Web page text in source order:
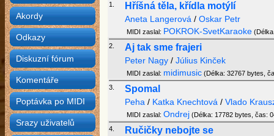
Akordy
Odkazy
Diskuzní fórum
Komentáře
Poptávka po MIDI
Srazy uživatelů
1. Hříšná těla, křídla motýlí
Aneta Langerová / Oskar Petr
MIDI zaslal: POKROK-SvetKaraoke
2.
Aj tak sme frajeri
Peter Nagy / Július Kinček
MIDI zaslal: midimusic (Délka: 32767 bytes,
3.
Spomal
Peha / Katka Knechtová / Vlado
MIDI zaslal: Ondrej (Délka: 17782 bytes, čas:
4.
Ručičky nebojte se